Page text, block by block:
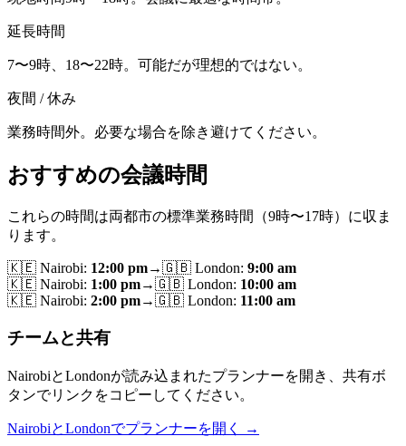
延長時間
7〜9時、18〜22時。可能だが理想的ではない。
夜間 / 休み
業務時間外。必要な場合を除き避けてください。
おすすめの会議時間
これらの時間は両都市の標準業務時間（9時〜17時）に収ま
ります。
🇰🇪 Nairobi: 12:00 pm→🇬🇧 London: 9:00 am
🇰🇪 Nairobi: 1:00 pm→🇬🇧 London: 10:00 am
🇰🇪 Nairobi: 2:00 pm→🇬🇧 London: 11:00 am
チームと共有
NairobiとLondonが読み込まれたプランナーを開き、共有ボ
タンでリンクをコピーしてください。
NairobiとLondonでプランナーを開く →